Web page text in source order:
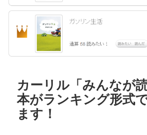
カーリル「みんなが
本がランキング形式
ます！